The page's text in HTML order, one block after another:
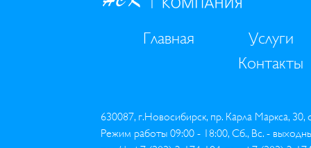
Главная
Услуги
Контакты
630087, г.Новосибирск, пр. Карла Маркса,
Режим работы 09:00 - 18:00, Сб., Вс. -